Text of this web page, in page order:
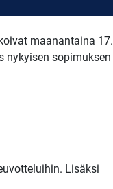
maanantaina 17.
nykyisen sopimuksen
Lisäksi